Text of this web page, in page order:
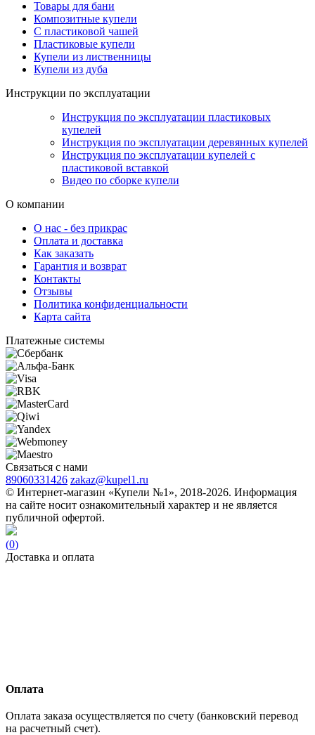
Товары для бани
Композитные купели
С пластиковой чашей
Пластиковые купели
Купели из лиственницы
Купели из дуба
Инструкции по эксплуатации
Инструкция по эксплуатации пластиковых
купелей
Инструкция по эксплуатации деревянных купелей
Инструкция по эксплуатации купелей с
пластиковой вставкой
Видео по сборке купели
О компании
О нас - без прикрас
Оплата и доставка
Как заказать
Гарантия и возврат
Контакты
Отзывы
Политика конфиденциальности
Карта сайта
Платежные системы
Связаться с нами
89060331426 zakaz@kupel1.ru
© Интернет-магазин «Купели №1», 2018-2026. Информация
на сайте носит ознакомительный характер и не является
публичной офертой.
(0)
Доставка и оплата
Оплата
Оплата заказа осуществляется по счету (банковский перевод
на расчетный счет).